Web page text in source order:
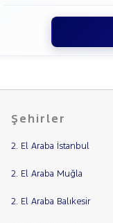
Şehirler
2. El Araba İstanbul
2. El Araba Muğla
2. El Araba Balıkesir